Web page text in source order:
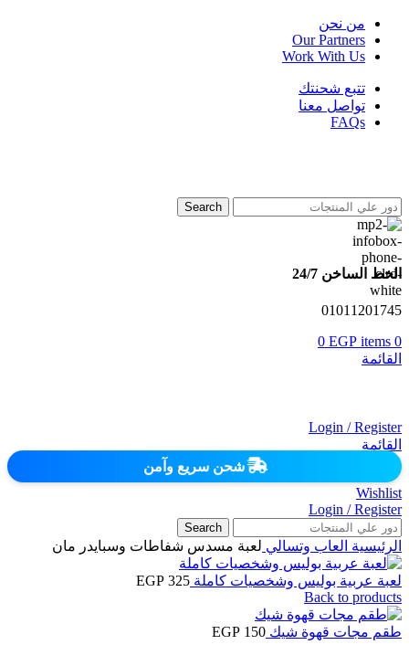
من نحن
Our Partners
Work With Us
تتبع شحنتك
تواصل معنا
FAQs
Search
الخط الساخن 24/7
01011201745
0
items
0 EGP
القائمة
Login / Register
القائمة
شحن سريع وآمن
Wishlist
Login / Register
Search
الرئيسية العاب وتسالي لعبة مسدس شفاطات وسبايدر مان
لعبة عربية بوليس وشخصيات كاملة 325
EGP
Back to products
طقم مجات قهوة شيك 150
EGP